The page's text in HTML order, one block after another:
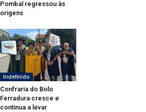
Pombal regressou às
origens
Indefinido
Confraria do Bolo
Ferradura cresce e
continua a levar